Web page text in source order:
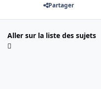
Partager
Aller sur la liste des sujets